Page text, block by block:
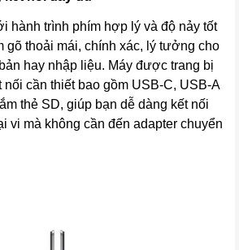
hành trình phím hợp lý và độ nảy tốt
gõ thoải mái, chính xác, lý tưởng cho
hay nhập liệu. Máy được trang bị
nối cần thiết bao gồm USB-C, USB-A
thẻ SD, giúp bạn dễ dàng kết nối
vi mà không cần đến adapter chuyển